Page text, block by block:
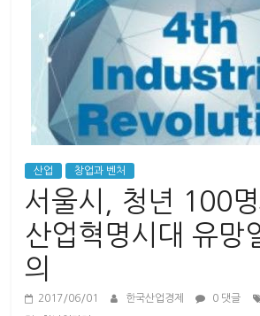
제
산업 창업과 벤처
서울시, 청년 100
산업혁명시대 유망
의
2017/06/01 한국산업경제 0 댓글